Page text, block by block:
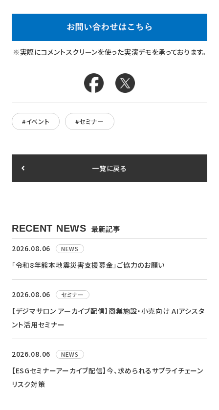
※実際にコメントスクリーンを使った実演デモを承っております。
#イベント #セミナー
一覧に戻る
RECENT NEWS 最新記事
2026.08.06 NEWS
「令和8年熊本地震災害支援募金」ご協力のお願い
2026.08.06 セミナー
【デジマサロン アーカイブ配信】商業施設・小売向け AIアシスタ
ント活用セミナー
2026.08.06 NEWS
【ESGセミナーアーカイブ配信】今、求められるサプライチェーン
リスク対策